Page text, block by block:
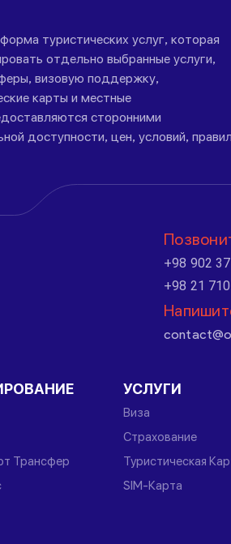
туристических услуг, которая
отдельно выбранные услуги,
визовую поддержку,
карты и местные
сторонними
доступности, цен, условий, правил
+98 902
+98 21
Трансфер
УСЛУГИ
Виза
Страхование
Туристическая
SIM-Карта